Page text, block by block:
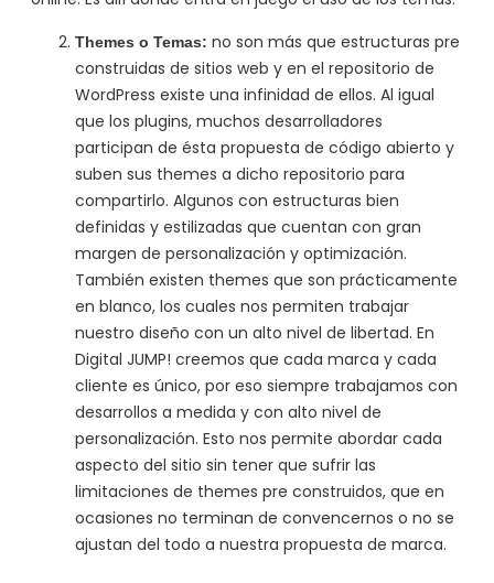
Themes o Temas: no son más que estructuras pre
construidas de sitios web y en el repositorio de
WordPress existe una infinidad de ellos. Al igual
que los plugins, muchos desarrolladores
participan de ésta propuesta de código abierto y
suben sus themes a dicho repositorio para
compartirlo. Algunos con estructuras bien
definidas y estilizadas que cuentan con gran
margen de personalización y optimización.
También existen themes que son prácticamente
en blanco, los cuales nos permiten trabajar
nuestro diseño con un alto nivel de libertad. En
Digital JUMP! creemos que cada marca y cada
cliente es único, por eso siempre trabajamos con
desarrollos a medida y con alto nivel de
personalización. Esto nos permite abordar cada
aspecto del sitio sin tener que sufrir las
limitaciones de themes pre construidos, que en
ocasiones no terminan de convencernos o no se
ajustan del todo a nuestra propuesta de marca.